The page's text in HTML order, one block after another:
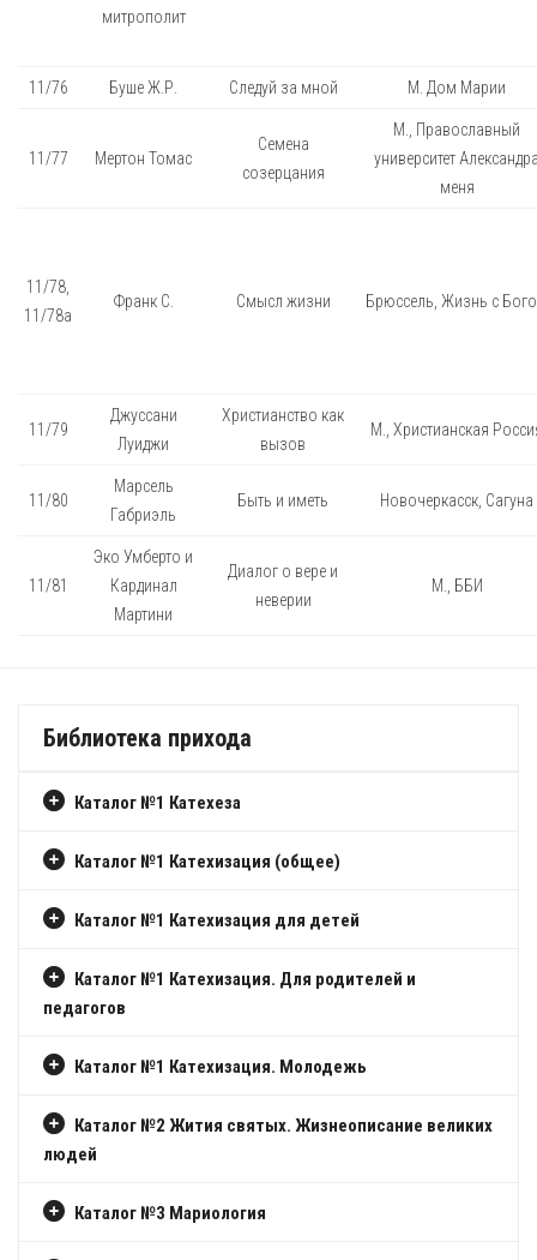
митрополит
11/76 Буше Ж.Р. Следуй за мной М. Дом Марии
11/77 Мертон Томас
Семена
созерцания
М., Православный
университет
меня
11/78,
11/78а
Франк С. Смысл жизни Брюссель, Жизнь с
11/79
Джуссани
Луиджи
Христианство как
вызов
М., Христианская
11/80
Марсель
Габриэль
Быть и иметь Новочеркасск, Сагуна
11/81
Эко Умберто и
Кардинал
Мартини
Диалог о вере и
неверии
М., ББИ
Библиотека прихода
Каталог №1 Катехеза
Каталог №1 Катехизация (общее)
Каталог №1 Катехизация для детей
Каталог №1 Катехизация. Для родителей и
педагогов
Каталог №1 Катехизация. Молодежь
Каталог №2 Жития святых. Жизнеописание великих
людей
Каталог №3 Мариология